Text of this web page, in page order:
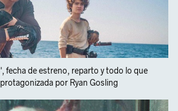
fecha de estreno, reparto y todo lo que
por Ryan Gosling